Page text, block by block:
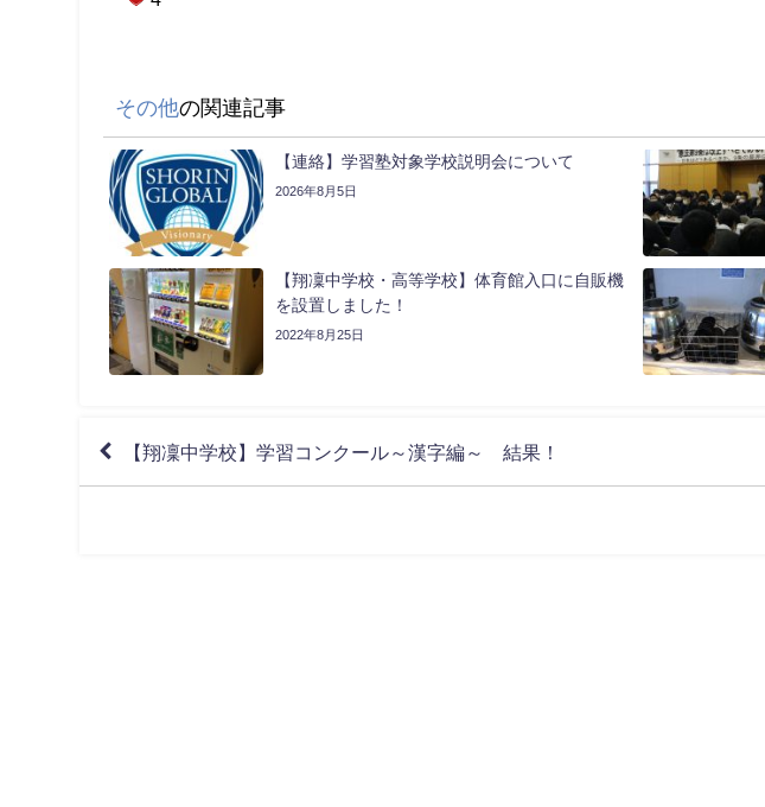
その他の関連記事
【連絡】学習塾対象学校説明会について
2026年8月5日
【翔凜中学校・高等学校】体育館入口に自販機
を設置しました！
2022年8月25日
【翔凜中学校】学習コンクール～漢字編～ 結果！